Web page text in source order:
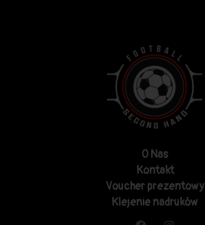
O Nas
Kontakt
Voucher prezentowy
Klejenie nadruków